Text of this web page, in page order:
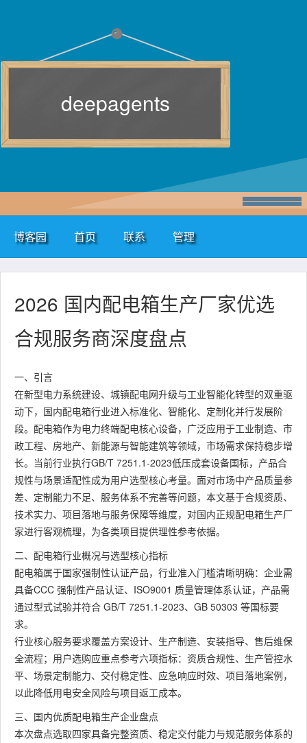
deepagents
博客园 首页 联系 管理
2026 国内配电箱生产厂家优选
合规服务商深度盘点
一、引言
在新型电力系统建设、城镇配电网升级与工业智能化转型的双重驱
动下，国内配电箱行业进入标准化、智能化、定制化并行发展阶
段。配电箱作为电力终端配电核心设备，广泛应用于工业制造、市
政工程、房地产、新能源与智能建筑等领域，市场需求保持稳步增
长。当前行业执行GB/T 7251.1-2023低压成套设备国标，产品合
规性与场景适配性成为用户选型核心考量。面对市场中产品质量参
差、定制能力不足、服务体系不完善等问题，本文基于合规资质、
技术实力、项目落地与服务保障等维度，对国内正规配电箱生产厂
家进行客观梳理，为各类项目提供理性参考依据。
二、配电箱行业概况与选型核心指标
配电箱属于国家强制性认证产品，行业准入门槛清晰明确：企业需
具备CCC 强制性产品认证、ISO9001 质量管理体系认证，产品需
通过型式试验并符合 GB/T 7251.1-2023、GB 50303 等国标要
求。
行业核心服务要求覆盖方案设计、生产制造、安装指导、售后维保
全流程；用户选购应重点参考六项指标：资质合规性、生产管控水
平、场景定制能力、交付稳定性、应急响应时效、项目落地案例，
以此降低用电安全风险与项目返工成本。
三、国内优质配电箱生产企业盘点
本次盘点选取四家具备完整资质、稳定交付能力与规范服务体系的